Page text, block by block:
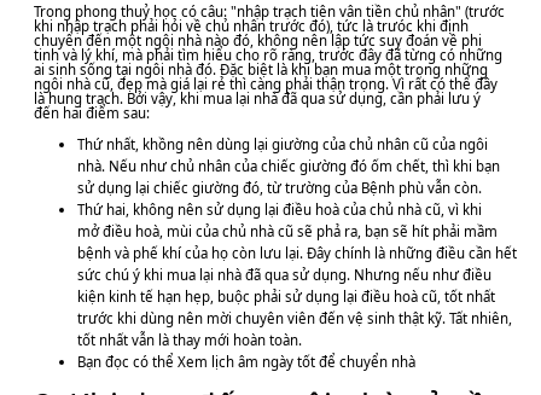
Trong phong thuỷ học có câu: "nhập trạch tiên vân tiền chủ nhân" (trước
khi nhập trạch phải hỏi về chủ nhân trước đó), tức là trưóc khi định
chuyển đến một ngôi nhà nào đó, không nên lập tức suy đoán về phi
tinh và lý khí, mà phải tìm hiểu cho rõ ràng, trước đây đã từng có những
ai sinh sống tại ngôi nhà đó. Đặc biệt là khi bạn mua một trong những
ngôi nhà cũ, đẹp mà giá lại rẻ thì càng phải thận trọng. Vì rất có thể đây
là hung trạch. Bởi vậy, khi mua lại nhà đã qua sử dụng, cần phải lưu ý
đến hai điểm sau:
Thứ nhất, khồng nên dùng lại giường của chủ nhân cũ của ngôi
nhà. Nếu như chủ nhân của chiếc giường đó ốm chết, thì khi bạn
sử dụng lại chiếc giường đó, từ trường của Bệnh phù vẫn còn.
Thứ hai, không nên sử dụng lại điều hoà của chủ nhà cũ, vì khi
mở điều hoà, mùi của chủ nhà cũ sẽ phả ra, bạn sẽ hít phải mầm
bệnh và phế khí của họ còn lưu lại. Đây chính là những điều cần hết
sức chú ý khi mua lại nhà đã qua sử dụng. Nhưng nếu như điều
kiện kinh tế hạn hẹp, buộc phải sử dụng lại điều hoà cũ, tốt nhất
trước khi dùng nên mời chuyên viên đến vệ sinh thật kỹ. Tất nhiên,
tốt nhất vẫn là thay mới hoàn toàn.
Bạn đọc có thể Xem lịch âm ngày tốt để chuyển nhà